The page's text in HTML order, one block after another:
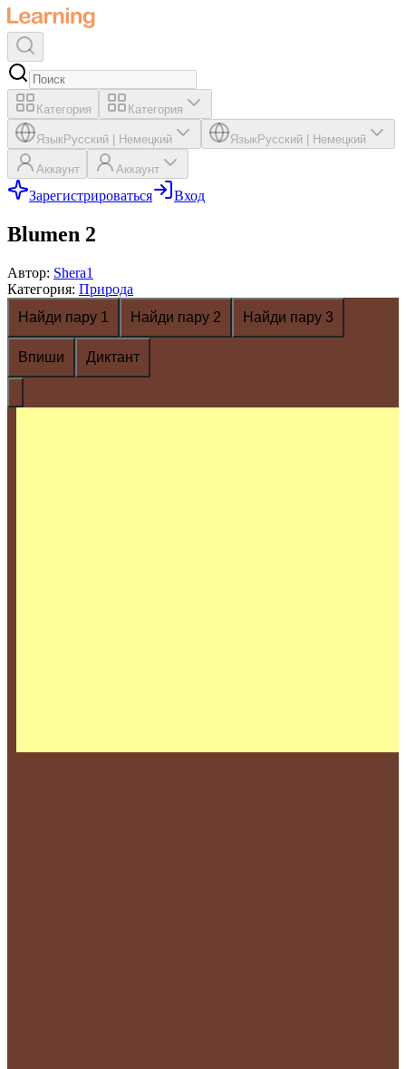
Категория Категория
ЯзыкРусский Немецкий ЯзыкРусский Немецкий
Аккаунт Аккаунт
Зарегистрироваться Вход
Blumen 2
Автор: Shera1
Категория: Природа
Найди пару 1
Найди пару 2 Найди пару 3
Впиши Диктант